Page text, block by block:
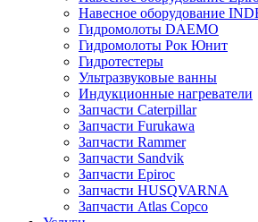
Навесное оборудование
Гидромолоты DAEMO
Гидромолоты Рок Юнит
Гидротестеры
Ультразвуковые ванны
Индукционные нагреватели
Запчасти Caterpillar
Запчасти Furukawa
Запчасти Rammer
Запчасти Sandvik
Запчасти Epiroc
Запчасти HUSQVARNA
Запчасти Atlas Copco